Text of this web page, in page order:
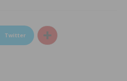
Twitter